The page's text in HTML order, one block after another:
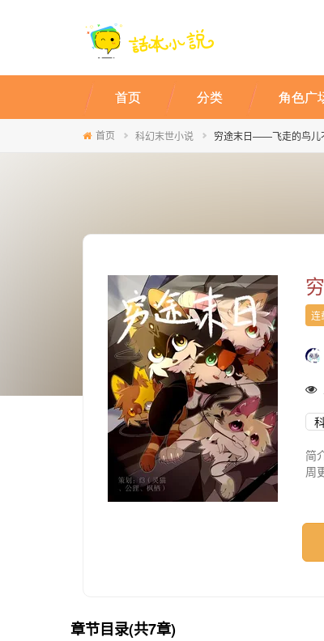
首页 分类 角色广
首页 科幻末世小说 穷途末日——飞走的鸟儿
连
简
周
章节目录(共7章)